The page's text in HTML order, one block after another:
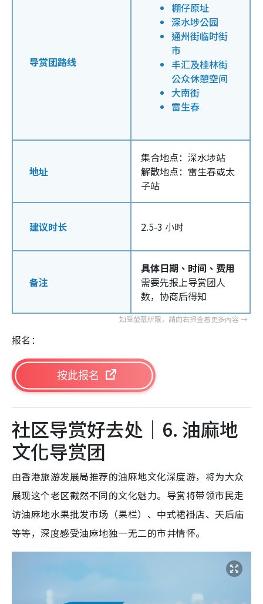
导赏团路线
棚仔原址
深水埗公园
通州街临时街
市
丰汇及桂林街
公众休憩空间
大南街
雷生春
地址
集合地点：深水埗站
解散地点：雷生春或太
子站
建议时长 2.5-3 小时
备注
具体日期、时间、费用
需要先报上导赏团人
数，协商后得知
报名：
按此报名
社区导赏好去处｜6. 油麻地
文化导赏团
由香港旅游发展局推荐的油麻地文化深度游，将为大众
展现这个老区截然不同的文化魅力。导赏将带领市民走
访油麻地水果批发市场（果栏）、中式裙褂店、天后庙
等等，深度感受油麻地独一无二的市井情怀。